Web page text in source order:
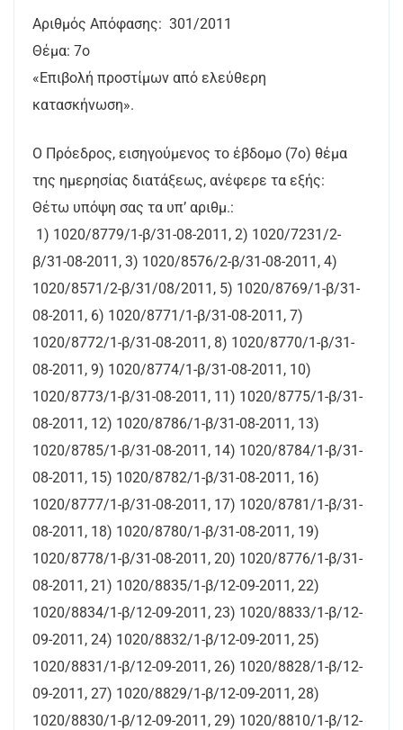
Αριθμός Απόφασης: 301/2011
Θέμα: 7ο
«Επιβολή προστίμων από ελεύθερη
κατασκήνωση».
Ο Πρόεδρος, εισηγούμενος το έβδομο (7ο) θέμα
της ημερησίας διατάξεως, ανέφερε τα εξής:
Θέτω υπόψη σας τα υπ’ αριθμ.:
1) 1020/8779/1-β/31-08-2011, 2) 1020/7231/2-
β/31-08-2011, 3) 1020/8576/2-β/31-08-2011, 4)
1020/8571/2-β/31/08/2011, 5) 1020/8769/1-β/31-
08-2011, 6) 1020/8771/1-β/31-08-2011, 7)
1020/8772/1-β/31-08-2011, 8) 1020/8770/1-β/31-
08-2011, 9) 1020/8774/1-β/31-08-2011, 10)
1020/8773/1-β/31-08-2011, 11) 1020/8775/1-β/31-
08-2011, 12) 1020/8786/1-β/31-08-2011, 13)
1020/8785/1-β/31-08-2011, 14) 1020/8784/1-β/31-
08-2011, 15) 1020/8782/1-β/31-08-2011, 16)
1020/8777/1-β/31-08-2011, 17) 1020/8781/1-β/31-
08-2011, 18) 1020/8780/1-β/31-08-2011, 19)
1020/8778/1-β/31-08-2011, 20) 1020/8776/1-β/31-
08-2011, 21) 1020/8835/1-β/12-09-2011, 22)
1020/8834/1-β/12-09-2011, 23) 1020/8833/1-β/12-
09-2011, 24) 1020/8832/1-β/12-09-2011, 25)
1020/8831/1-β/12-09-2011, 26) 1020/8828/1-β/12-
09-2011, 27) 1020/8829/1-β/12-09-2011, 28)
1020/8830/1-β/12-09-2011, 29) 1020/8810/1-β/12-